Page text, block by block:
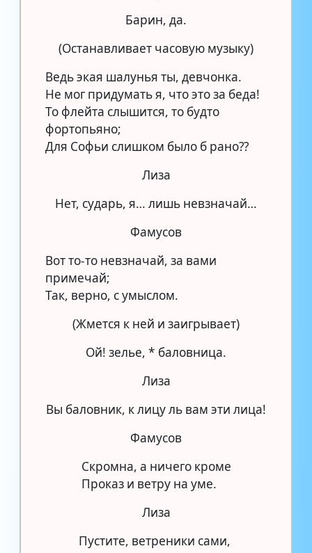
Барин, да.
(Останавливает часовую музыку)
Ведь экая шалунья ты, девчонка.
Не мог придумать я, что это за беда!
То флейта слышится, то будто
фортопьяно;
Для Софьи слишком было б рано??
Лиза
Нет, сударь, я… лишь невзначай…
Фамусов
Вот то-то невзначай, за вами
примечай;
Так, верно, с умыслом.
(Жмется к ней и заигрывает)
Ой! зелье, * баловница.
Лиза
Вы баловник, к лицу ль вам эти лица!
Фамусов
Скромна, а ничего кроме
Проказ и ветру на уме.
Лиза
Пустите, ветреники сами,